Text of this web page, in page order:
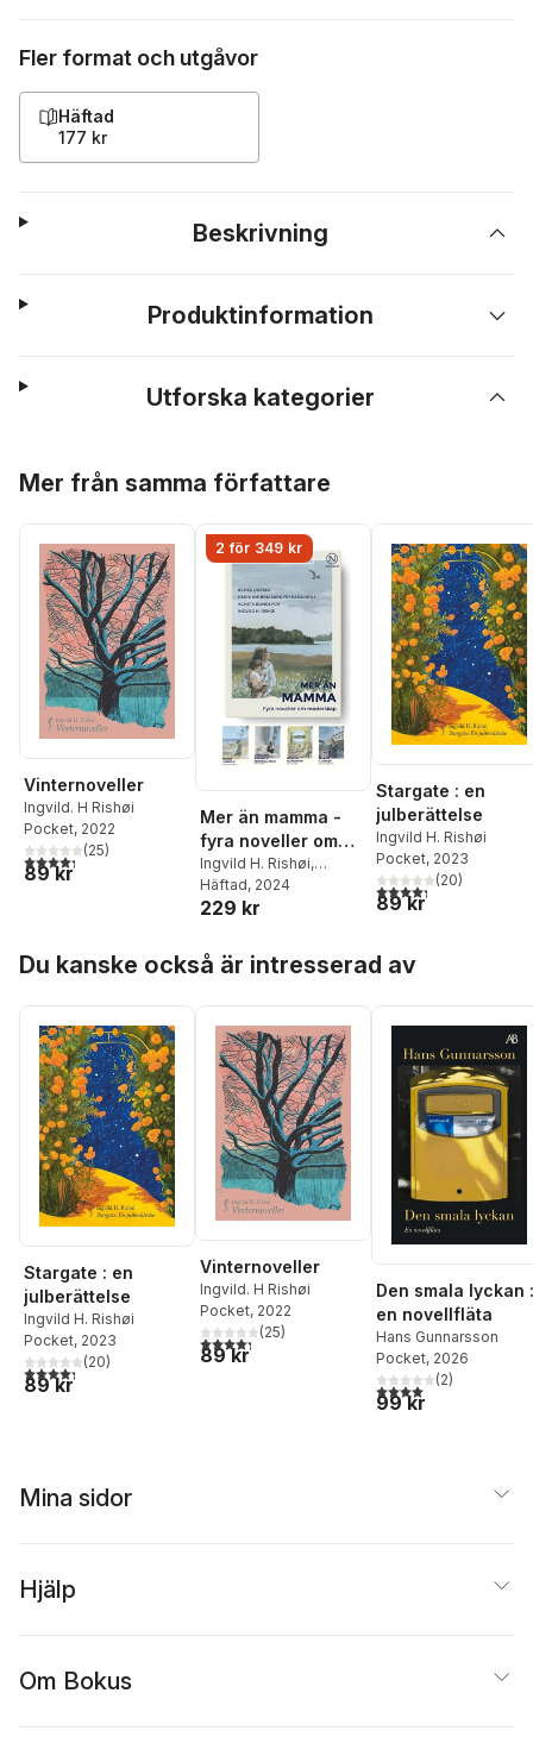
Fler format och utgåvor
Häftad
177 kr
Beskrivning
Produktinformation
Utforska kategorier
Mer från samma författare
Vinternoveller
Ingvild. H Rishøi
Pocket, 2022
4,3utav 5 stjärnor. Totalt antal röster:
(25)
89 kr
2 för 349 kr
Mer än mamma -
fyra noveller om
moderskap
Ingvild H. Rishøi,
Agneta Klingspor
Agnes Lidbeck
Häftad, 2024
229 kr
Stargate : en
julberättelse
Ingvild H. Rishøi
Pocket, 2023
4,3utav 5 stjärnor.
(20)
89 kr
Du kanske också är intresserad av
Stargate : en
julberättelse
Ingvild H. Rishøi
Pocket, 2023
4,3utav 5 stjärnor. Totalt antal röster:
(20)
89 kr
Vinternoveller
Ingvild. H Rishøi
Pocket, 2022
4,3utav 5 stjärnor. Totalt antal röster:
(25)
89 kr
Den smala lyckan :
en novellfläta
Hans Gunnarsson
Pocket, 2026
4,0utav 5 stjärnor.
(2)
99 kr
Mina sidor
Hjälp
Om Bokus